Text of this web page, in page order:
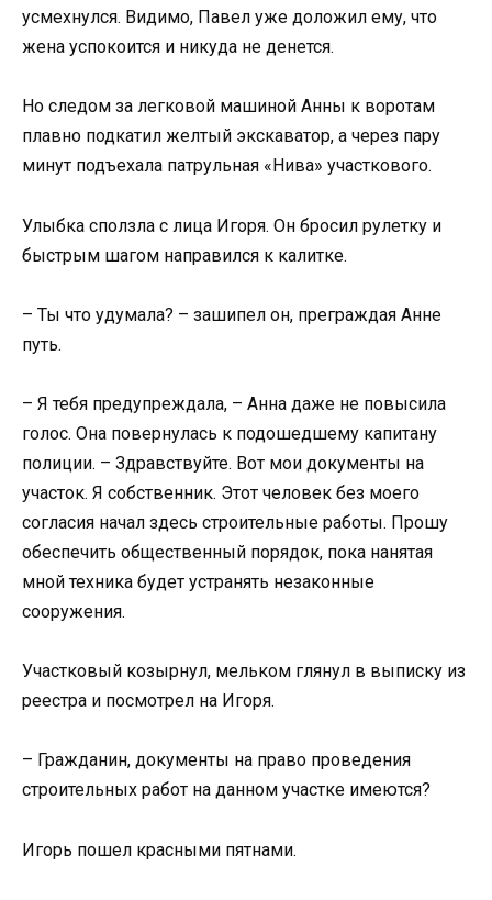
усмехнулся. Видимо, Павел уже доложил ему, что
жена успокоится и никуда не денется.
Но следом за легковой машиной Анны к воротам
плавно подкатил желтый экскаватор, а через пару
минут подъехала патрульная «Нива» участкового.
Улыбка сползла с лица Игоря. Он бросил рулетку и
быстрым шагом направился к калитке.
– Ты что удумала? – зашипел он, преграждая Анне
путь.
– Я тебя предупреждала, – Анна даже не повысила
голос. Она повернулась к подошедшему капитану
полиции. – Здравствуйте. Вот мои документы на
участок. Я собственник. Этот человек без моего
согласия начал здесь строительные работы. Прошу
обеспечить общественный порядок, пока нанятая
мной техника будет устранять незаконные
сооружения.
Участковый козырнул, мельком глянул в выписку из
реестра и посмотрел на Игоря.
– Гражданин, документы на право проведения
строительных работ на данном участке имеются?
Игорь пошел красными пятнами.